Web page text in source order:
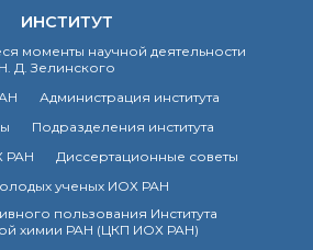
ИНСТИТУТ
моменты научной деятельности
Н. Д. Зелинского
Администрация института
Подразделения института
РАН
Диссертационные советы
ученых ИОХ РАН
пользования Института
химии РАН (ЦКП ИОХ РАН)